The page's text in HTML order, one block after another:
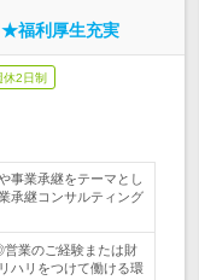
★福利厚生充実
休2日制
事業承継をテーマとし
承継コンサルティング
業のご経験または財
ハリをつけて働ける環